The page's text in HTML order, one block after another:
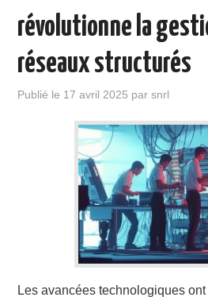
révolutionne la
réseaux structurés
Publié le 17 avril 2025 parsnrl
Les avancées technologiques